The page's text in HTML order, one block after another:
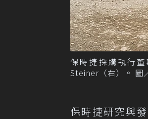
保時捷採購執行
Steiner（右）。 圖
保時捷研究與